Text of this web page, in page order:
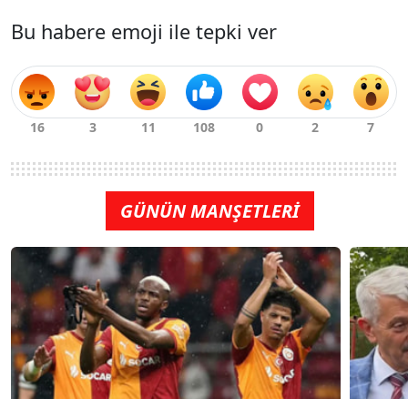
Bu habere emoji ile tepki ver
GÜNÜN MANŞETLERİ